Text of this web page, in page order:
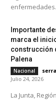
Importante
marca el
construcción
Palena
Nacional
Julio 24, 2026
La Junta,